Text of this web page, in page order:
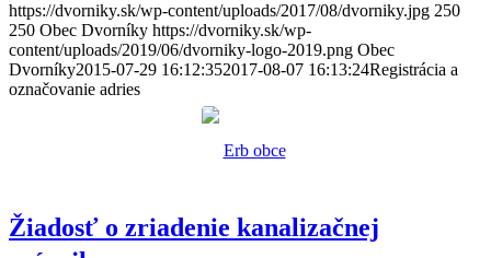
https://dvorniky.sk/wp-content/uploads/2017/08/dvorniky.jpg 250
250 Obec Dvorníky https://dvorniky.sk/wp-
content/uploads/2019/06/dvorniky-logo-2019.png Obec
Dvorníky2015-07-29 16:12:352017-08-07 16:13:24Registrácia a
označovanie adries
Žiadosť o zriadenie kanalizačnej